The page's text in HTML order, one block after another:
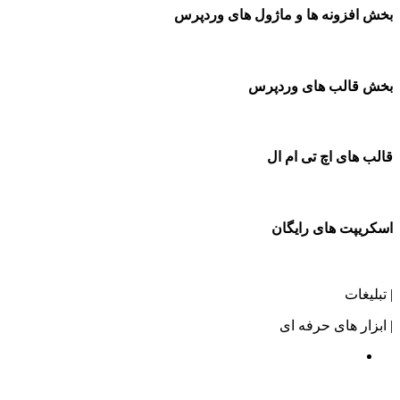
بخش افزونه ها و ماژول های وردپرس
بخش قالب های وردپرس
قالب های اچ تی ام ال
اسکریپت های رایگان
| تبلیغات
| ابزار های حرفه ای